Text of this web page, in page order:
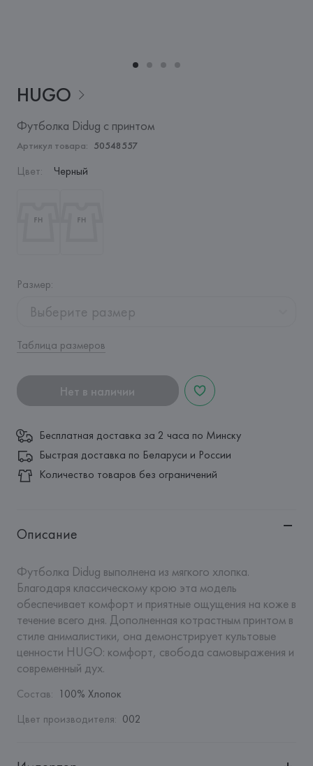
HUGO
Футболка Didug с принтом
Артикул товара: 50548557
Цвет: Черный
Размер:
Выберите размер
Таблица размеров
Нет в наличии
Бесплатная доставка за 2 часа по Минску
Быстрая доставка по Беларуси и России
Количество товаров без ограничений
Описание
Футболка Didug выполнена из мягкого хлопка.
Благодаря классическому крою эта модель
обеспечивает комфорт и приятные ощущения на коже в
течение всего дня. Дополненная котрастным принтом в
стиле анималистики, она демонстрирует культовые
ценности HUGO: комфорт, свобода самовыражения и
современный дух.
Состав: 100% Хлопок
Цвет производителя: 002